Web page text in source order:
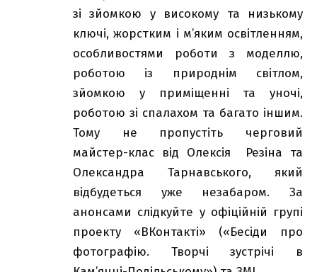
зі зйомкою у високому та низькому
ключі, жорстким і м’яким освітленням,
особливостями роботи з моделлю,
роботою із природнім світлом,
зйомкою у приміщенні та уночі,
роботою зі спалахом та багато іншим.
Тому не пропустіть черговий
майстер-клас від Олексія Резіна та
Олександра Тарнавського, який
відбудеться уже незабаром. За
анонсами слідкуйте у офіційній групі
проекту «ВКонтакті» («Бесіди про
фотографію. Творчі зустрічі в